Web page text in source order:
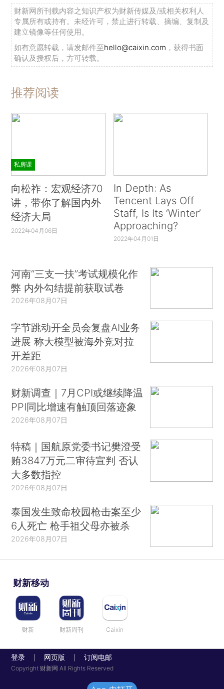
财新网所刊载内容之知识产权为财新传媒及/或相关权利人
专属所有或持有。未经许可，禁止进行转载、摘编、复制及
建立镜像等任何使用。
如有意愿转载，请发邮件至hello@caixin.com ，获得书面
确认及授权后，方可转载。
推荐阅读
私房课
向松祚：宏观经济70
讲，带你了解国内外
经济大局
2022年04月06日
In Depth: As
Tencent Lays Off
Staff, Is Its ‘Winter’
Approaching?
2022年04月01日
河南“三支一扶”考试规模化作
弊 内外勾结提前获取试卷
2026年08月07日
字节跳动开全员会复盘AI业务
进展 称大模型被海外竞对拉
开差距
2026年08月07日
财新调查｜7月CPI或继续降温
PPI同比增速有触顶回落迹象
2026年08月07日
特稿｜国航原党委书记樊澄受
贿3847万元二审待宣判 否认
大多数指控
2026年08月07日
泰国发生致命校园枪击案至少
6人死亡 枪手祖父母亦被杀
2026年08月07日
财新移动
财新 财新周刊 Caixin
登录 网页版 订阅电邮
Copyright 财新网 All Rights Reserved